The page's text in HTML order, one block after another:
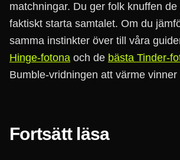
matchningar. Du ger folk knuffen
faktiskt starta samtalet. Om du
samma instinkter över till våra
Hinge-fotona och de bästa Tinder-
Bumble-vridningen att värme vinner
Fortsätt läsa